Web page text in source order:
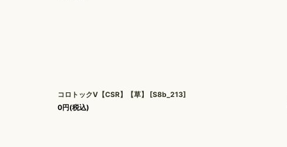
コロトックV【CSR】【草】 [S8b_213]
0円(税込)